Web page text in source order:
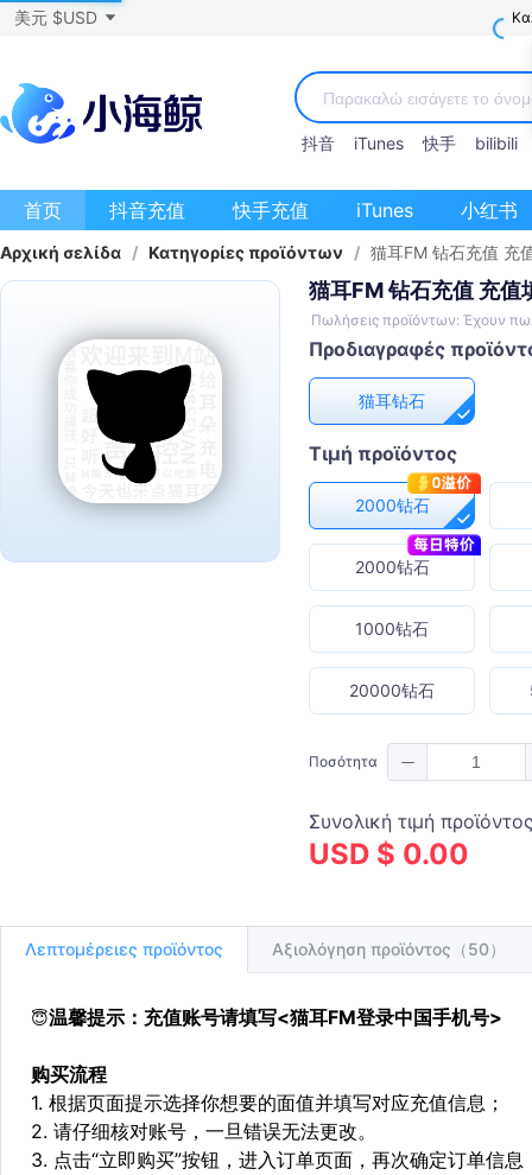
美元 $USD
抖音 iTunes 快手 bilibili
首页 抖音充值 快手充值 iTunes 小红书
Αρχική σελίδα / Κατηγορίες προϊόντων / 猫耳FM 钻石充值 充
猫耳FM 钻石充值 充值
Πωλήσεις προϊόντων: Έχουν
Προδιαγραφές
猫耳钻石
Τιμή προϊόντος
2000钻石
2000钻石
1000钻石
20000钻石
Ποσότητα
Συνολική τιμή
USD $ 0.00
Λεπτομέρειες προϊόντος Αξιολόγηση προϊόντος（50）
😇温馨提示：充值账号请填写<猫耳FM登录中国手机号>
购买流程
1. 根据页面提示选择你想要的面值并填写对应充值信息；
2. 请仔细核对账号，一旦错误无法更改。
3. 点击“立即购买”按钮，进入订单页面，再次确定订单信息